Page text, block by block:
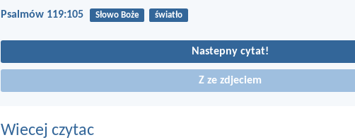
Psalmów 119:105 Słowo Boże światło
Nastepny cytat!
Z ze zdjeciem
Wiecej czytac